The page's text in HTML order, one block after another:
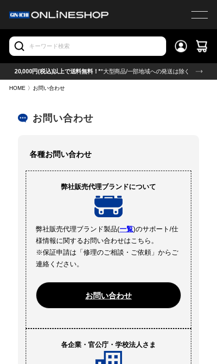
20,000円(税込)以上で送料無料！**大型商品/一部地域への発送は除く
HOME 〉 お問い合わせ
お問い合わせ
各種お問い合わせ
弊社販売代理ブランドについて
弊社販売代理ブランド製品(一覧)のサポート/仕
様情報に関するお問い合わせはこちら。
※保証申請は「修理のご相談・ご依頼」からご
連絡ください。
お問い合わせ
各企業・官公庁・学校法人さま